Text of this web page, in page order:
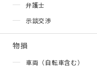
弁護士
示談交渉
物損
車両（自転車含む）